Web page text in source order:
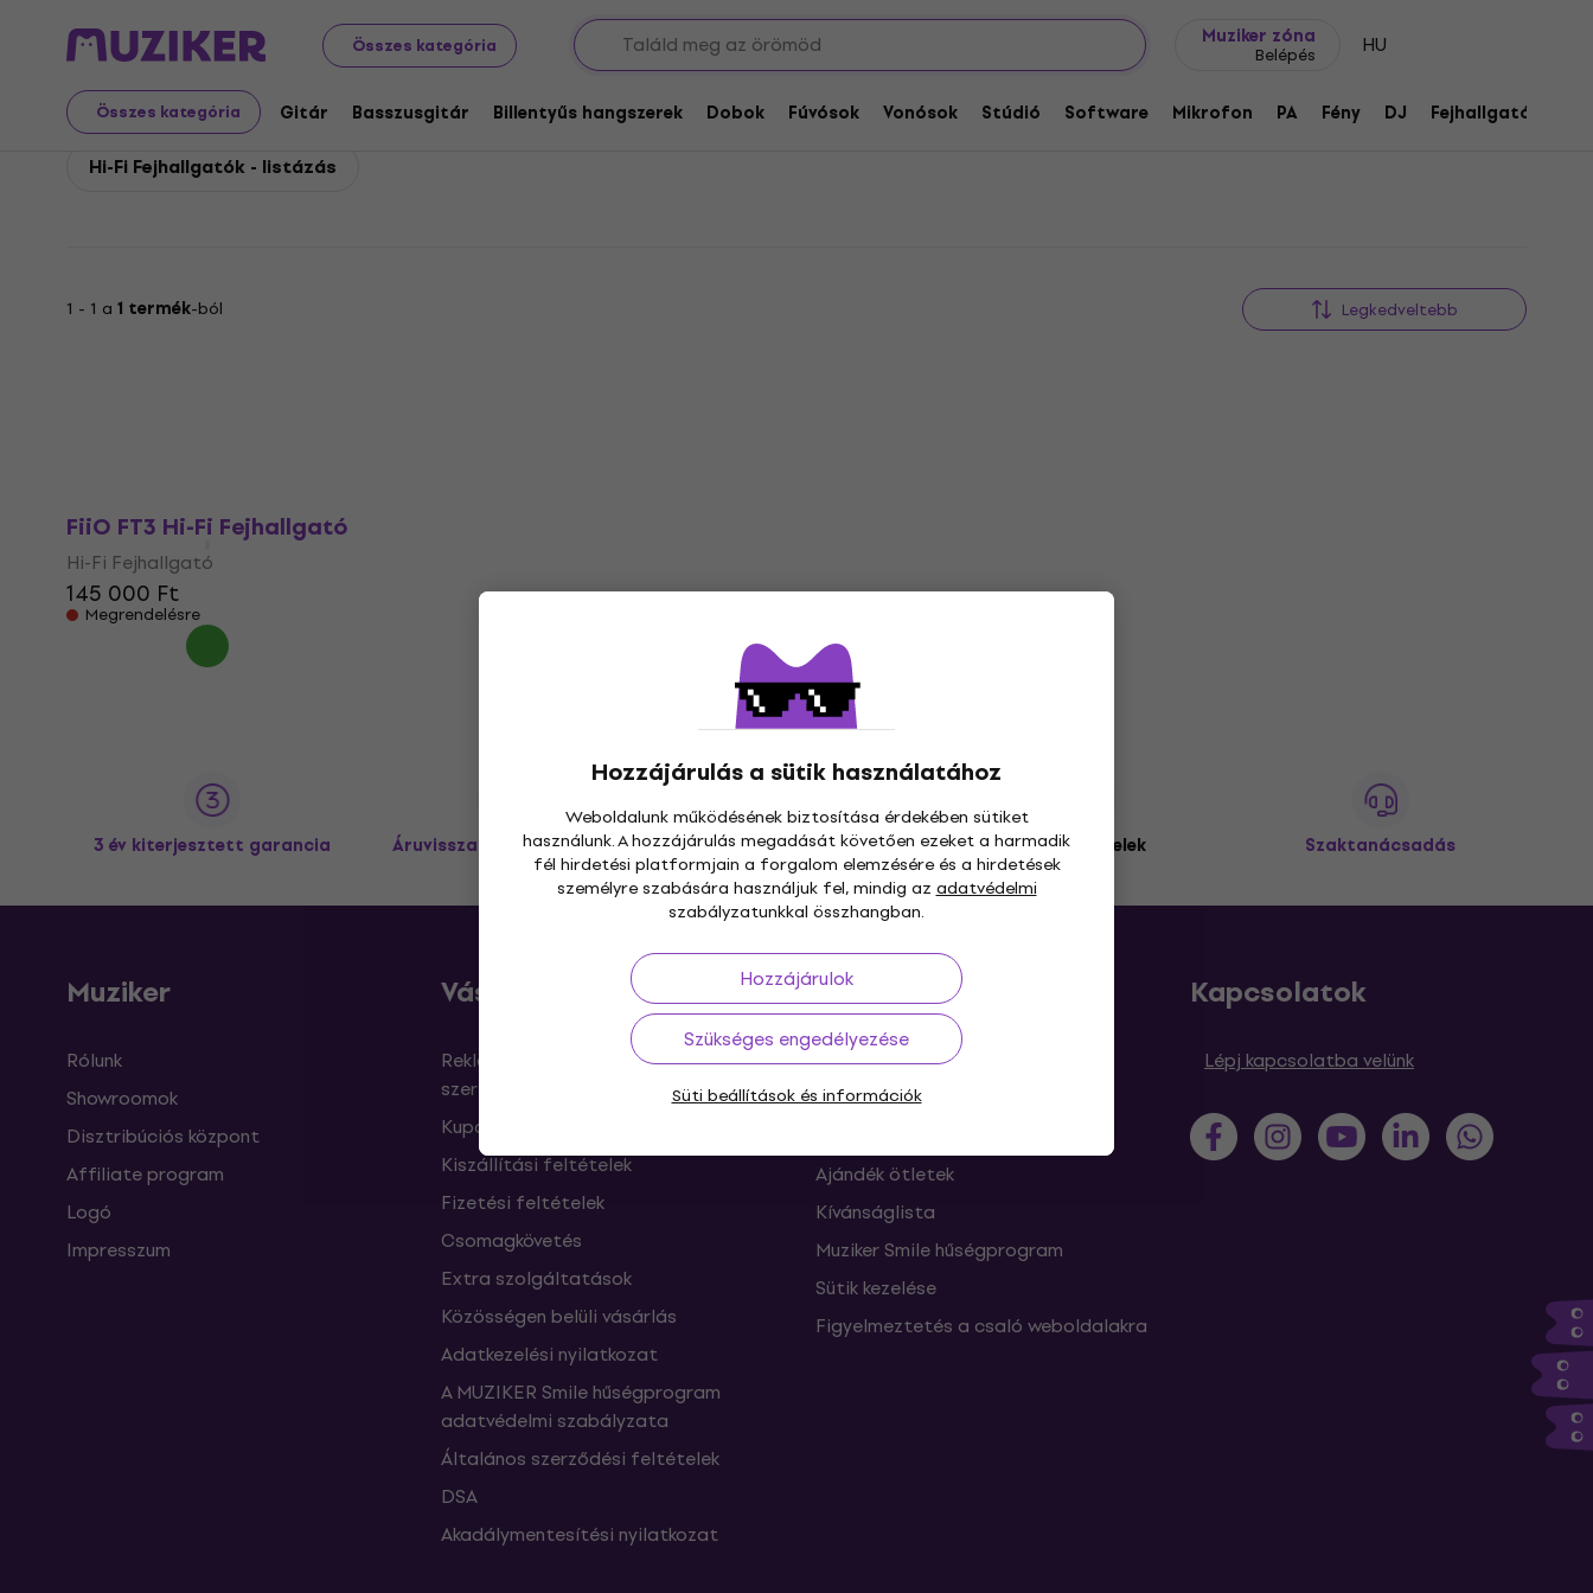
Összes kategória
Muziker zóna
Belépés HU
Összes kategória Gitár Basszusgitár Billentyűs hangszerek Dobok Fúvósok Vonósok Stúdió Software Mikrofon PA Fény DJ Fejhallgató
Hozzájárulás a sütik használatához
Weboldalunk működésének biztosítása érdekében sütiket
használunk. A hozzájárulás megadását követően ezeket a harmadik
fél hirdetési platformjain a forgalom elemzésére és a hirdetések
személyre szabására használjuk fel, mindig az adatvédelmi
szabályzatunkkal összhangban.
Hozzájárulok
Szükséges engedélyezése
Süti beállítások és információk
FiiO Hi-Fi FiiO Hi-Fi Fejhallgatók
FiiO Hi-Fi Fejhallgatók
Hi-Fi Fejhallgatók - listázás
1 - 1 a 1 termék-ból Legkedveltebb
FiiO FT3 Hi-Fi Fejhallgató
Hi-Fi Fejhallgató
145 000 Ft
Megrendelésre
3 év kiterjesztett garancia Áruvisszaküldés 30 napig Ingyenes szállítás59 000 Ft -tól 3M+ ügyfelek Szaktanácsadás
Muziker
Rólunk
Showroomok
Disztribúciós központ
Affiliate program
Logó
Impresszum
Vásárlás
Reklamációk és elállások a
szerződéstől
Kuponok
Kiszállítási feltételek
Fizetési feltételek
Csomagkövetés
Extra szolgáltatások
Közösségen belüli vásárlás
Adatkezelési nyilatkozat
A MUZIKER Smile hűségprogram
adatvédelmi szabályzata
Általános szerződési feltételek
DSA
Akadálymentesítési nyilatkozat
Hasznos
FAQ - Gyakran feltett kérdések
Muziker Blog
Ajándék ötletek
Kívánságlista
Muziker Smile hűségprogram
Sütik kezelése
Figyelmeztetés a csaló weboldalakra
Kapcsolatok
Lépj kapcsolatba velünk